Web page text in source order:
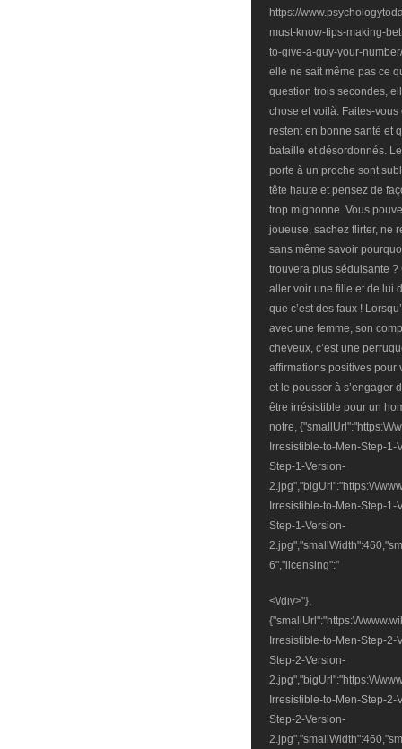
https://
must-know-tips-making-
to-give-a-guy-your-
elle ne sait même pas ce
question trois secondes,
chose et voilà. Faites-
restent en bonne santé et
bataille et désordonnés.
porte à un proche sont
tête haute et pensez de
trop mignonne. Vous
joueuse, sachez flirter, ne
sans même savoir
trouvera plus séduisante
aller voir une fille et de lui
que c’est des faux !
avec une femme, son
cheveux, c’est une
affirmations positives pour
et le pousser à s’engager
être irrésistible pour un
notre, {"smallUrl":"https:\/\/
Irresistible-to-Men-Step-
Step-1-Version-
2.jpg","bigUrl":"https:\/\/
Irresistible-to-Men-Step-
Step-1-Version-
6","licensing":"
<\/div>"},
{"smallUrl":"https:\/\/
Irresistible-to-Men-Step-
Step-2-Version-
2.jpg","bigUrl":"https:\/\/
Irresistible-to-Men-Step-
Step-2-Version-